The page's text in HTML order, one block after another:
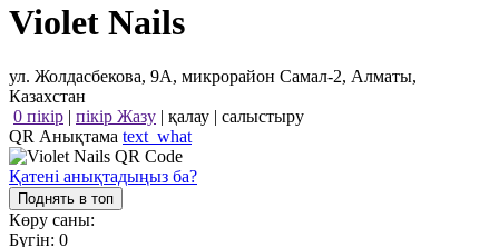
Violet Nails
ул. Жолдасбекова, 9А, микрорайон Самал-2, Алматы,
Казахстан
0 пікір | пікір Жазу | қалау | салыстыру
QR Анықтама text_what
Қатені анықтадыңыз ба?
Поднять в топ
Көру саны:
Бүгін: 0